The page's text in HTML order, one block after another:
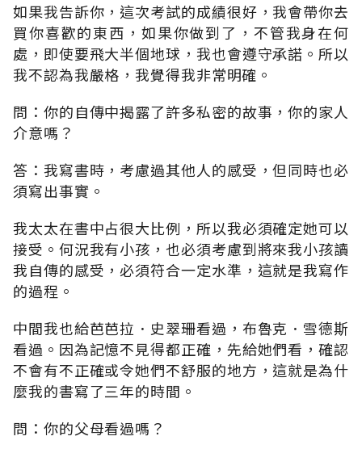
如果我告訴你，這次考試的成績很好，我會帶你去
買你喜歡的東西，如果你做到了，不管我身在何
處，即使要飛大半個地球，我也會遵守承諾。所以
我不認為我嚴格，我覺得我非常明確。
問：你的自傳中揭露了許多私密的故事，你的家人
介意嗎？
答：我寫書時，考慮過其他人的感受，但同時也必
須寫出事實。
我太太在書中占很大比例，所以我必須確定她可以
接受。何況我有小孩，也必須考慮到將來我小孩讀
我自傳的感受，必須符合一定水準，這就是我寫作
的過程。
中間我也給芭芭拉．史翠珊看過，布魯克．雪德斯
看過。因為記憶不見得都正確，先給她們看，確認
不會有不正確或令她們不舒服的地方，這就是為什
麼我的書寫了三年的時間。
問：你的父母看過嗎？